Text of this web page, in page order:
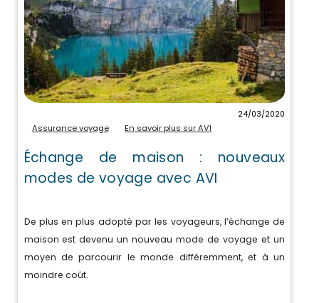
24/03/2020
Assurance voyage En savoir plus sur AVI
Échange de maison : nouveaux
modes de voyage avec AVI
De plus en plus adopté par les voyageurs, l’échange de
maison est devenu un nouveau mode de voyage et un
moyen de parcourir le monde différemment, et à un
moindre coût.